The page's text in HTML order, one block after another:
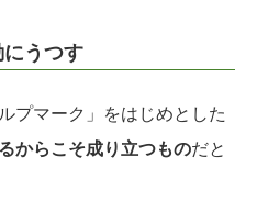
うつす
プマーク」をはじめとした
からこそ成り立つものだと